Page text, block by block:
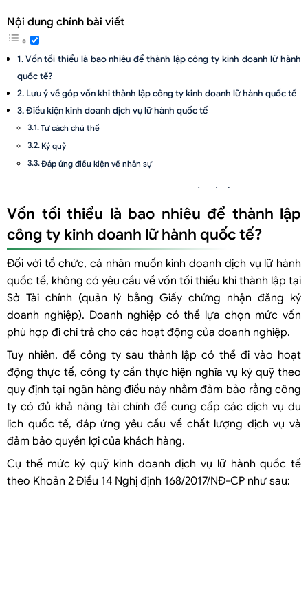
Nội dung chính bài viết
Vốn tối thiểu là bao nhiêu để thành lập công ty kinh doanh lữ hành
quốc tế?
Lưu ý về góp vốn khi thành lập công ty kinh doanh lữ hành quốc tế
Điều kiện kinh doanh dịch vụ lữ hành quốc tế
Tư cách chủ thể
Ký quỹ
Đáp ứng điều kiện về nhân sự
Công ty kinh doanh dịch vụ lữ hành quốc tế cần đăng ký ngành
nghề gì?
Quy trình thành lập công ty kinh doanh dịch vụ lữ hành quốc tế
Xin cấp Giấy chứng nhận đăng ký đầu tư (IRC)
Xin cấp Giấy chứng nhận đăng ký doanh nghiệp (ERC)
Công ty kinh doanh lữ hành quốc tế thực hiện ký quỹ như thế nào?
Công ty sau khi thành lập muốn kinh doanh dịch vụ lữ hành quốc tế
cần xin giấy phép gì?
Hồ sơ đề nghị cấp giấy phép kinh doanh lữ hành quốc tế
Nộp hồ sơ cấp phép tại Cục Du lịch Quốc gia Việt Nam
Tổng cục Du lịch Quốc gia Việt Nam cấp giấy phép
Lưu ý giảm phí thẩm định cấp Giấy phép kinh doanh dịch vụ lữ hành
quốc tế
Vốn tối thiểu là bao nhiêu để thành lập
công ty kinh doanh lữ hành quốc tế?
Đối với tổ chức, cá nhân muốn kinh doanh dịch vụ lữ hành
quốc tế, không có yêu cầu về vốn tối thiểu khi thành lập tại
Sở Tài chính (quản lý bằng Giấy chứng nhận đăng ký
doanh nghiệp). Doanh nghiệp có thể lựa chọn mức vốn
phù hợp đi chi trả cho các hoạt động của doanh nghiệp.
Tuy nhiên, để công ty sau thành lập có thể đi vào hoạt
động thực tế, công ty cần thực hiện nghĩa vụ ký quỹ theo
quy định tại ngân hàng điều này nhằm đảm bảo rằng công
ty có đủ khả năng tài chính để cung cấp các dịch vụ du
lịch quốc tế, đáp ứng yêu cầu về chất lượng dịch vụ và
đảm bảo quyền lợi của khách hàng.
Cụ thể mức ký quỹ kinh doanh dịch vụ lữ hành quốc tế
theo Khoản 2 Điều 14 Nghị định 168/2017/NĐ-CP như sau: